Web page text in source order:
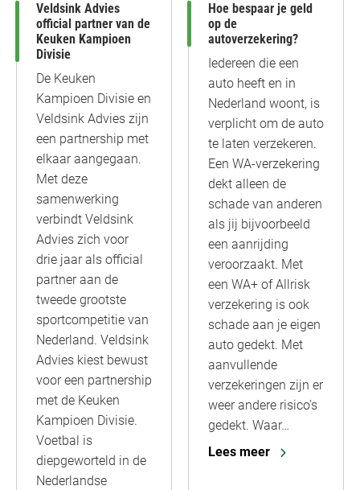
Veldsink Advies
official partner van de
Keuken Kampioen
Divisie
De Keuken
Kampioen Divisie en
Veldsink Advies zijn
een partnership met
elkaar aangegaan.
Met deze
samenwerking
verbindt Veldsink
Advies zich voor
drie jaar als official
partner aan de
tweede grootste
sportcompetitie van
Nederland. Veldsink
Advies kiest bewust
voor een partnership
met de Keuken
Kampioen Divisie.
Voetbal is
diepgeworteld in de
Nederlandse
Hoe bespaar je geld
op de
autoverzekering?
Iedereen die een
auto heeft en in
Nederland woont, is
verplicht om de auto
te laten verzekeren.
Een WA-verzekering
dekt alleen de
schade van anderen
als jij bijvoorbeeld
een aanrijding
veroorzaakt. Met
een WA+ of Allrisk
verzekering is ook
schade aan je eigen
auto gedekt. Met
aanvullende
verzekeringen zijn er
weer andere risico’s
gedekt. Waar…
Lees meer